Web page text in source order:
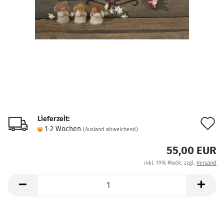
Lieferzeit:
1-2 Wochen (Ausland abweichend)
55,00 EUR
inkl. 19% MwSt. zzgl. Versand